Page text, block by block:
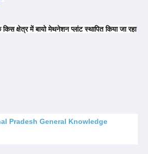
क्षेत्र में बायो मेथनेशन प्लांट स्थापित किया जा रहा
Pradesh General Knowledge